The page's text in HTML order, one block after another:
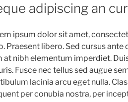
adipiscing an
ipsum dolor sit amet,
Praesent libero. Sed cursus ante
at nibh elementum imperdiet.
Fusce nec tellus sed augue
lacinia arcu eget nulla.
per conubia nostra, per